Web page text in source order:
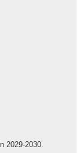
2029-2030.